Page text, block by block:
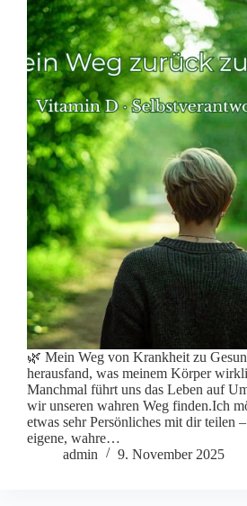
🌿 Mein Weg von Krankheit zu
herausfand, was meinem Körper
Manchmal führt uns das Leben auf
wir unseren wahren Weg finden.Ich
etwas sehr Persönliches mit dir teilen
eigene, wahre…
admin
9. November 2025